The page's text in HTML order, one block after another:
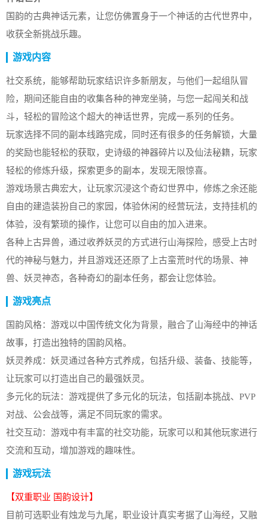
国韵的古典神话元素，让您仿佛置身于一个神话的古代世界中，
收获全新挑战乐趣。
游戏内容
社交系统，能够帮助玩家结识许多新朋友，与他们一起组队冒
险，期间还能自由的收集各种的神宠坐骑，与您一起闯关和战
斗，轻松的冒险这个超大的神话世界，完成一系列的任务。
玩家选择不同的副本线路完成，同时还有很多的任务解锁，大量
的奖励也能轻松的获取，史诗级的神器碎片以及仙法秘籍，玩家
轻松的修炼升级，探索更多的副本，发现无限惊喜。
游戏场景古典宏大，让玩家沉浸这个奇幻世界中，修炼之余还能
自由的建造装扮自己的家园，体验休闲的经营玩法，支持挂机的
体验，没有繁琐的操作，让您可以自由的加入进来。
各种上古异兽，通过收养妖灵的方式进行山海探险，感受上古时
代的神秘与魅力，并且游戏还还原了上古蛮荒时代的场景、神
兽、妖灵神态，各种奇幻的副本任务，都会让您体验。
游戏亮点
国韵风格：游戏以中国传统文化为背景，融合了山海经中的神话
故事，打造出独特的国韵风格。
妖灵养成：妖灵通过各种方式养成，包括升级、装备、技能等，
让玩家可以打造出自己的最强妖灵。
多元化的玩法：游戏提供了多元化的玩法，包括副本挑战、PVP
对战、公会战等，满足不同玩家的需求。
社交互动：游戏中有丰富的社交功能，玩家可以和其他玩家进行
交流和互动，增加游戏的趣味性。
游戏玩法
【双重职业 国韵设计】
目前可选职业有烛龙与九尾，职业设计真实考据了山海经，又融